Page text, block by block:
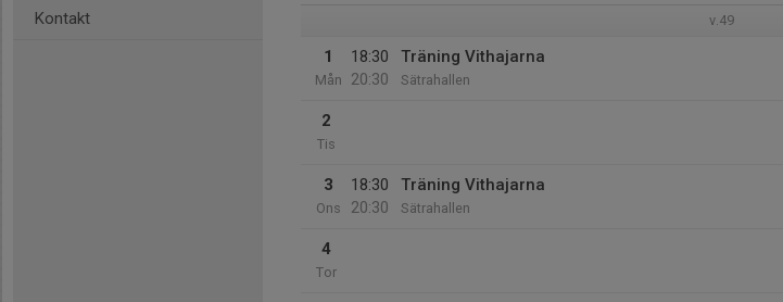
Kontakt v.49
1
Mån
18:30
20:30
Träning Vithajarna
Sätrahallen
2
Tis
3
Ons
18:30
20:30
Träning Vithajarna
Sätrahallen
4
Tor